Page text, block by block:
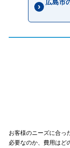
広島市
お客様のニーズに合っ
必要なのか、費用はど